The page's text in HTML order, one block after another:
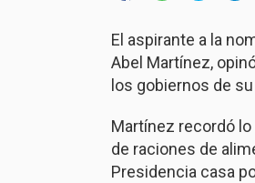
El aspirante a la
Abel Martínez,
los gobiernos de
Martínez recordó
de raciones de
Presidencia casa